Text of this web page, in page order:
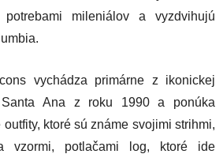
mileniálov a vyzdvihujú
vychádza primárne z ikonickej
Santa Ana z roku 1990 a ponúka
ktoré sú známe svojimi strihmi,
vzormi, potlačami log, ktoré ide